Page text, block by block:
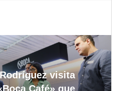
visita
Café» que